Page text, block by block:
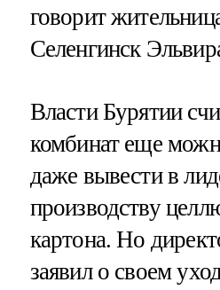
говорит
Селенгинск
Власти Бурятии
комбинат еще
даже вывести в
производству
картона. Но
заявил о своем